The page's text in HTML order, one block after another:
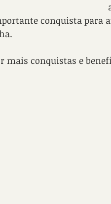
conquista para
mais conquistas e